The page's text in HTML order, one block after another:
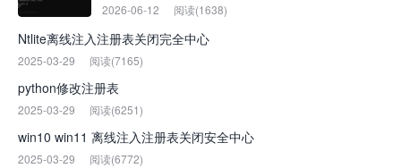
2026-06-12 阅读(1638)
Ntlite离线注入注册表关闭完全中心
2025-03-29 阅读(7165)
python修改注册表
2025-03-29 阅读(6251)
win10 win11 离线注入注册表关闭安全中心
2025-03-29 阅读(6772)